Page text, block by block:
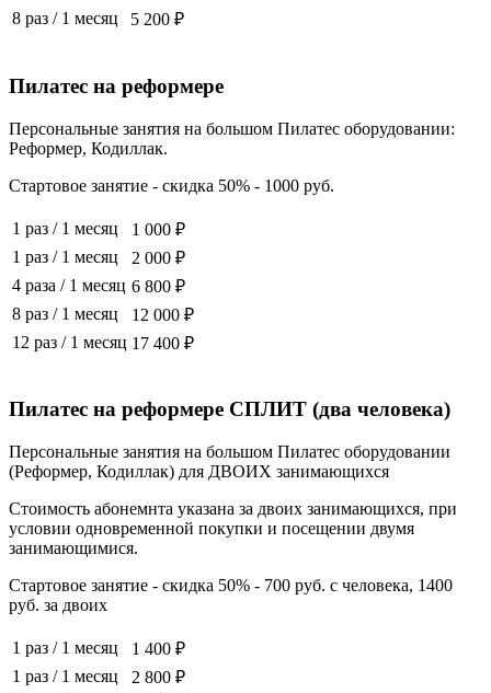
8 раз / 1 месяц 5 200 ₽
Пилатес на реформере
Персональные занятия на большом Пилатес оборудовании:
Реформер, Кодиллак.
Стартовое занятие - скидка 50% - 1000 руб.
1 раз / 1 месяц
1 000 ₽
1 раз / 1 месяц
2 000 ₽
4 раза / 1 месяц 6 800 ₽
8 раз / 1 месяц
12 000 ₽
12 раз / 1 месяц 17 400 ₽
Пилатес на реформере СПЛИТ (два человека)
Персональные занятия на большом Пилатес оборудовании
(Реформер, Кодиллак) для ДВОИХ занимающихся
Стоимость абонемнта указана за двоих занимающихся, при
условии одновременной покупки и посещении двумя
занимающимися.
Стартовое занятие - скидка 50% - 700 руб. с человека, 1400
руб. за двоих
1 раз / 1 месяц
1 400 ₽
1 раз / 1 месяц
2 800 ₽